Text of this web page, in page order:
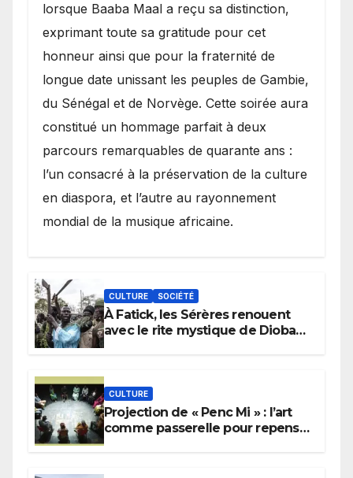
lorsque Baaba Maal a reçu sa distinction,
exprimant toute sa gratitude pour cet
honneur ainsi que pour la fraternité de
longue date unissant les peuples de Gambie,
du Sénégal et de Norvège. Cette soirée aura
constitué un hommage parfait à deux
parcours remarquables de quarante ans :
l’un consacré à la préservation de la culture
en diaspora, et l’autre au rayonnement
mondial de la musique africaine.
CULTURE SOCIÉTÉ
À Fatick, les Sérères renouent
avec le rite mystique de Diobaye
CULTURE
Projection de « Penc Mi » : l’art
comme passerelle pour repenser